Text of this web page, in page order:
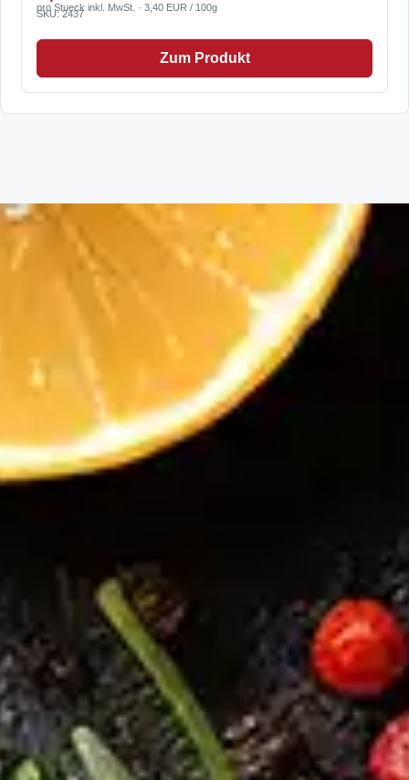
pro Stueck inkl. MwSt. · 3,40 EUR / 100g
SKU: 2437
Zum Produkt